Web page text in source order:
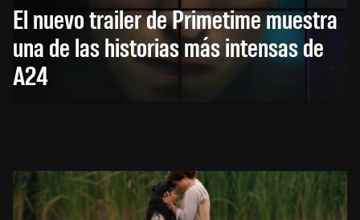
El nuevo trailer de Primetime muestra
una de las historias más intensas de
A24